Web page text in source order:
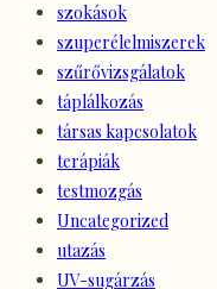
szokások
szuperélelmiszerek
szűrővizsgálatok
táplálkozás
társas kapcsolatok
terápiák
testmozgás
Uncategorized
utazás
UV-sugárzás